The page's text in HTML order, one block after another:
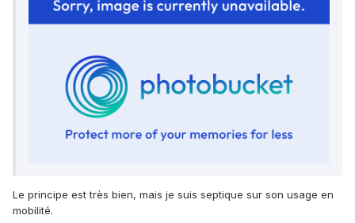
Le principe est très bien, mais je suis septique sur son usage en
mobilité.